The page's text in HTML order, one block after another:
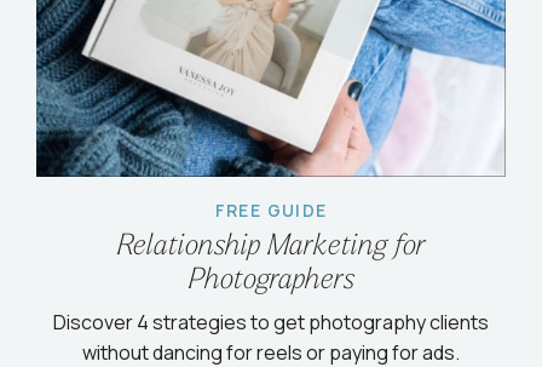
FREE GUIDE
Relationship Marketing for
Photographers
Discover 4 strategies to get photography clients
without dancing for reels or paying for ads.